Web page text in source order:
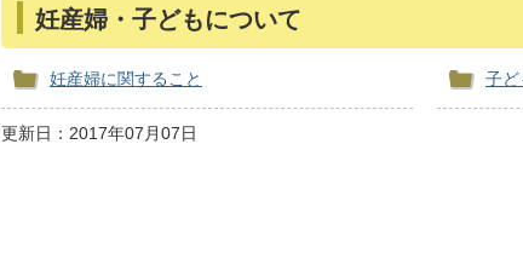
妊産婦・子どもについて
妊産婦に関すること 子ど
更新日：2017年07月07日